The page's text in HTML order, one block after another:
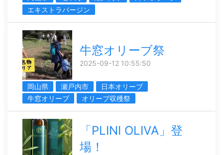
エキストラバージン
牛窓オリーブ祭
2025-09-12 10:55:50
岡山県 瀬戸内市
日本オリーブ
牛窓オリーブ
オリーブ収穫祭
「PLINI OLIVA」登
場！